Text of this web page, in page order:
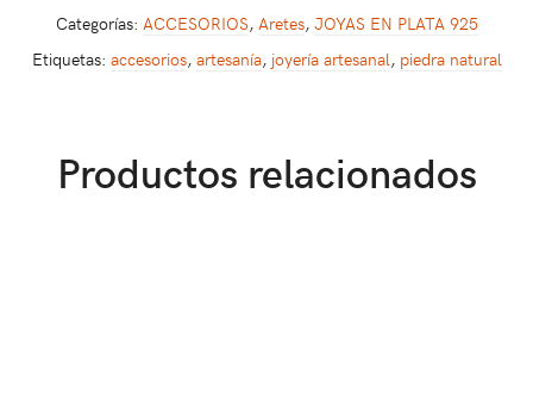
Categorías: ACCESORIOS, Aretes, JOYAS EN PLATA 925
Etiquetas: accesorios, artesanía, joyería artesanal, piedra natural
Productos relacionados